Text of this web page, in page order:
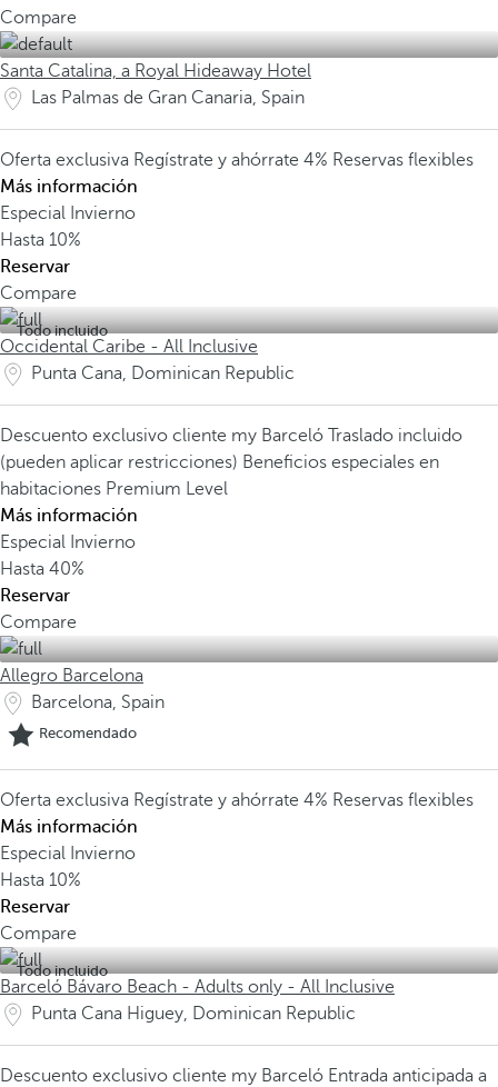
Compare
Santa Catalina, a Royal Hideaway Hotel
Las Palmas de Gran Canaria, Spain
Oferta exclusiva Regístrate y ahórrate 4% Reservas flexibles
Más información
Especial Invierno
Hasta 10%
Reservar
Compare
Todo incluido
Occidental Caribe - All Inclusive
Punta Cana, Dominican Republic
Descuento exclusivo cliente my Barceló Traslado incluido
(pueden aplicar restricciones) Beneficios especiales en
habitaciones Premium Level
Más información
Especial Invierno
Hasta 40%
Reservar
Compare
Allegro Barcelona
Barcelona, Spain
Recomendado
Oferta exclusiva Regístrate y ahórrate 4% Reservas flexibles
Más información
Especial Invierno
Hasta 10%
Reservar
Compare
Todo incluido
Barceló Bávaro Beach - Adults only - All Inclusive
Punta Cana Higuey, Dominican Republic
Descuento exclusivo cliente my Barceló Entrada anticipada a